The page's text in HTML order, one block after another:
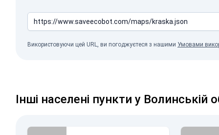
Використовуючи цей URL, ви погоджуєтеся з нашими Умовами
Інші населені пункти у Волинській